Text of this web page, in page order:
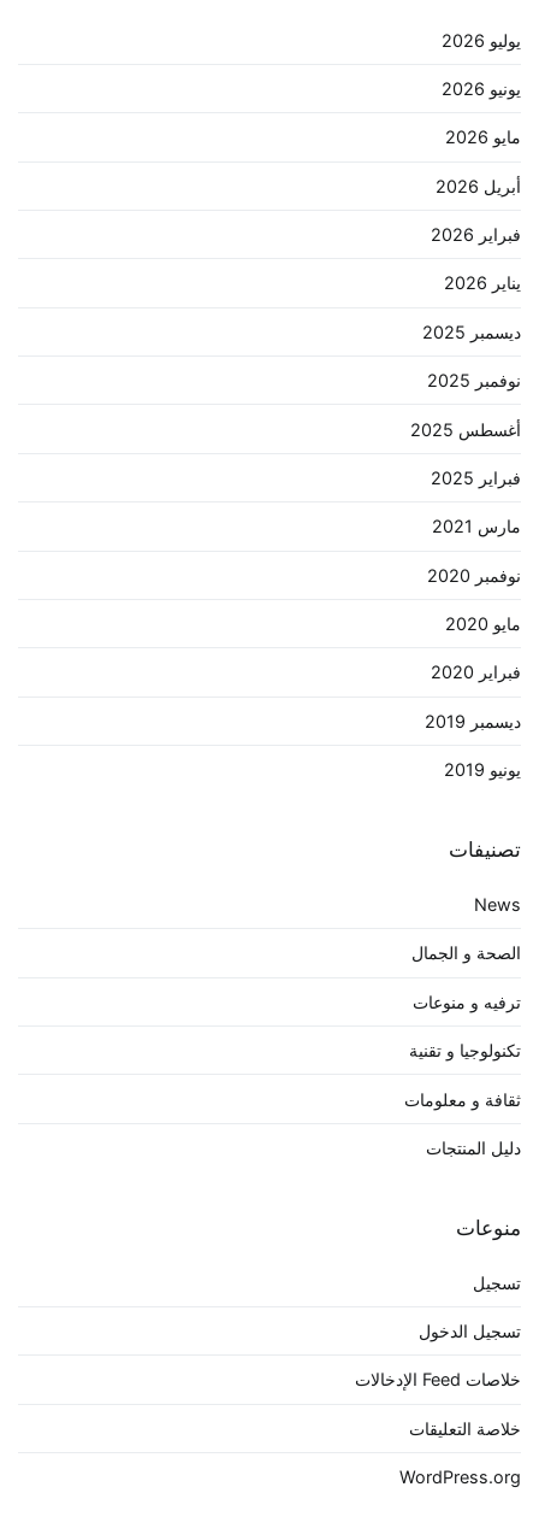
يوليو 2026
يونيو 2026
مايو 2026
أبريل 2026
فبراير 2026
يناير 2026
ديسمبر 2025
نوفمبر 2025
أغسطس 2025
فبراير 2025
مارس 2021
نوفمبر 2020
مايو 2020
فبراير 2020
ديسمبر 2019
يونيو 2019
تصنيفات
News
الصحة و الجمال
ترفيه و منوعات
تكنولوجيا و تقنية
ثقافة و معلومات
دليل المنتجات
منوعات
تسجيل
تسجيل الدخول
خلاصات Feed الإدخالات
خلاصة التعليقات
WordPress.org